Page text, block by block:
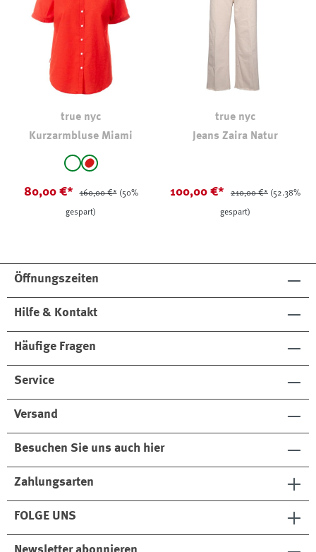
true nyc
Kurzarmbluse Miami
auswählen
weiß
(Diese Option ist zurzeit nicht verfügbar.)
rot
80,00 €* 160,00 €* (50%
gespart)
true nyc
Jeans Zaira Natur
100,00 €* 210,00 €* (52.38%
gespart)
Öffnungszeiten
Hilfe & Kontakt
Häufige Fragen
Service
Versand
Besuchen Sie uns auch hier
Zahlungsarten
FOLGE UNS